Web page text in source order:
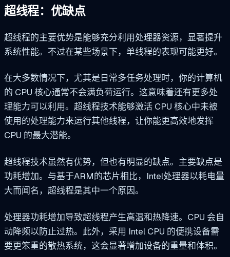
超线程：优缺点
超线程的主要优势是能够充分利用处理器资源，显著提升
系统性能。不过在某些场景下，单线程的表现可能更好。
在大多数情况下，尤其是日常多任务处理时，你的计算机
的 CPU 核心通常不会满负荷运行。这意味着还有更多处
理能力可以利用。超线程技术能够激活 CPU 核心中未被
使用的处理能力来运行其他线程，让你能更高效地发挥
CPU 的最大潜能。
超线程技术虽然有优势，但也有明显的缺点。主要缺点是
功耗增加。与基于ARM的芯片相比，Intel处理器以耗电量
大而闻名，超线程是其中一个原因。
处理器功耗增加导致超线程产生高温和热降速。CPU 会自
动降频以防止过热。此外，采用 Intel CPU 的便携设备需
要更笨重的散热系统，这会显著增加设备的重量和体积。